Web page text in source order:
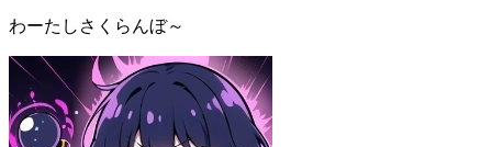
わーたしさくらんぼ～